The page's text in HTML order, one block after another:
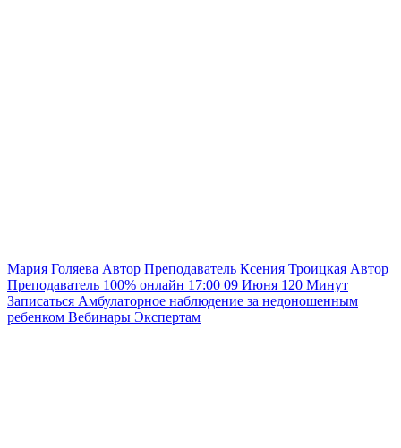
Мария Голяева Автор Преподаватель Ксения Троицкая Автор
Преподаватель 100% онлайн 17:00 09 Июня 120 Минут
Записаться Амбулаторное наблюдение за недоношенным
ребенком Вебинары Экспертам